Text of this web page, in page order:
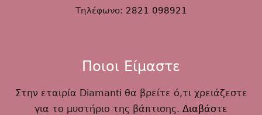
Τηλέφωνο: 2821 098921
Ποιοι Είμαστε
Στην εταιρία Diamanti θα βρείτε ό,τι χρειάζεστε
για το μυστήριο της βάπτισης. Διαβάστε